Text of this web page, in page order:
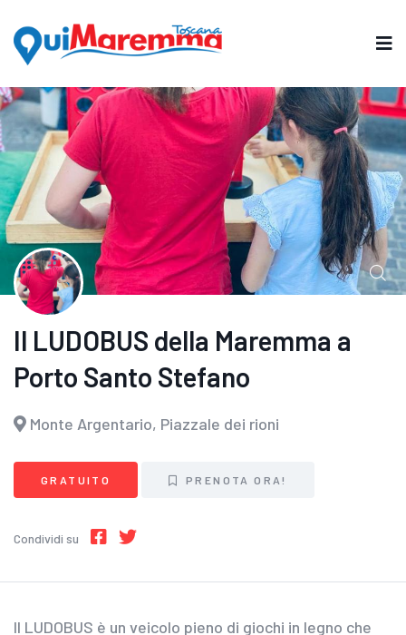
Il LUDOBUS della Maremma a
Porto Santo Stefano
Monte Argentario, Piazzale dei rioni
GRATUITO PRENOTA ORA!
Condividi su
Il LUDOBUS è un veicolo pieno di giochi in legno che